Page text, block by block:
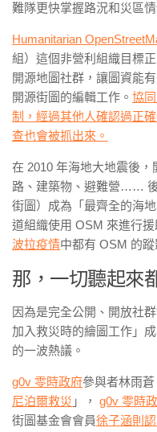
難隊更快掌握路況和災區情
Humanitarian
組）這個非營利組織目標
開源地圖社群，讓圖資能
開源街圖的編輯工作。 協
制，經過其他人確認過正
查也會被抓出來。
在 2010 年海地大地震後
路、建築物、避難營……
街圖）成為「最齊全的海
道組織使用 OSM 來進行
波拉疫情中都有 OSM 的蹤
那，一切聽起來
因為是完全公開、開放社
加入救災時的繪圖工作」
的一波熱議。
g0v 零時政府參與者林雨
尼泊爾救災 」， g0v 零時
街圖基金會會員徐子涵則